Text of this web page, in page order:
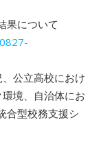
果について
公立高校におけ
境、自治体にお
合型校務支援シ